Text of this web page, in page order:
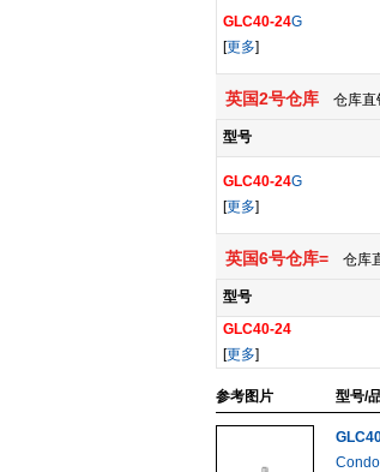
GLC40-24G
[更多]
英国2号仓库 仓库直
型号
GLC40-24G
[更多]
英国6号仓库= 仓库
型号
GLC40-24
[更多]
参考图片 型号/